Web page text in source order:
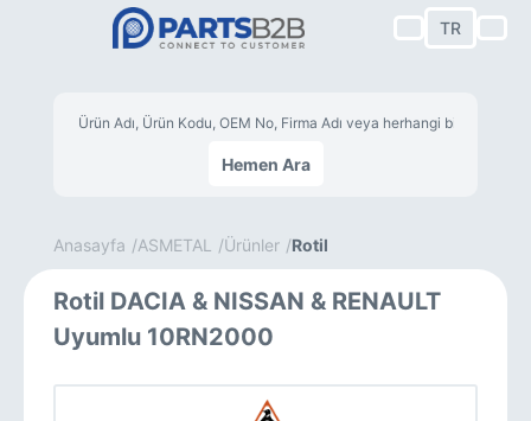
TR
Hemen Ara
Anasayfa ASMETAL Ürünler Rotil
Rotil DACIA & NISSAN & RENAULT
Uyumlu 10RN2000